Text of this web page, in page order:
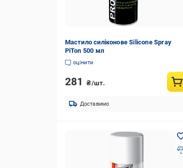
Мастило силіконове Silicone Spray
PiTon 500 мл
оцінити
281 ₴/шт.
Доставимо